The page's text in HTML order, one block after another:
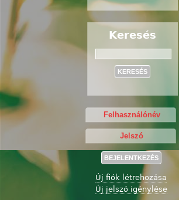
Keresés
Új fiók létrehozása
Új jelszó igénylése